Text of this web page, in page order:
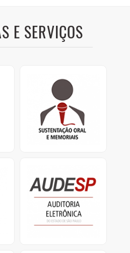
E SERVIÇOS
Memoriais
Sustentações orais dos
defensores
e apresentação de
memoriais.
O Sistema de Auditoria
Eletrônica visa coletar
dados das entidades
jurisdicionadas.